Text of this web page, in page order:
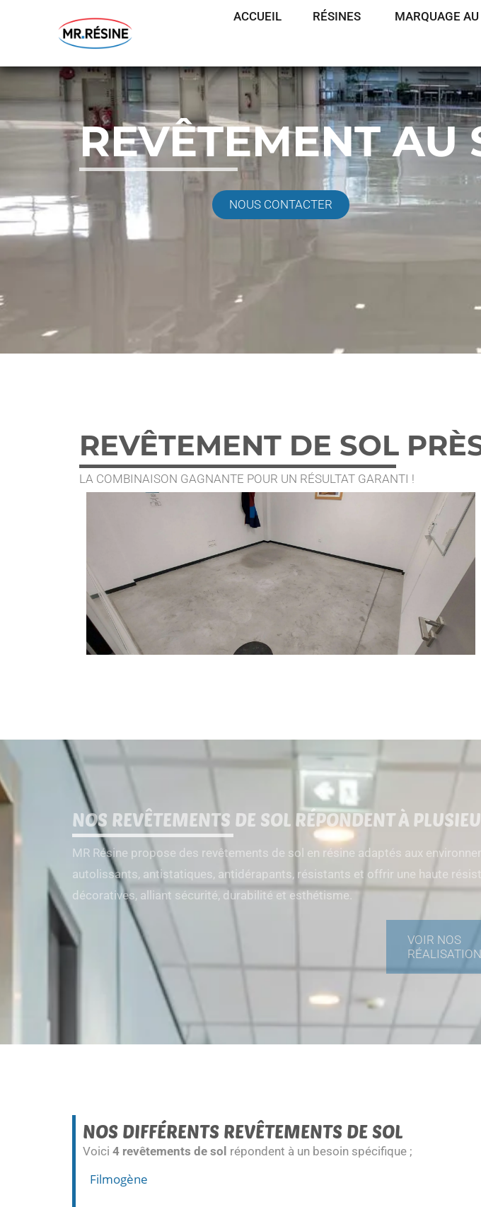
ACCUEIL RÉSINES MARQUAGE
REVÊTEMENT AU
NOUS CONTACTER
REVÊTEMENT DE SOL
LA COMBINAISON GAGNANTE POUR UN RÉSULTAT GARANTI !
NOS REVÊTEMENTS DE SOL RÉPONDENT À
MR Résine propose des revêtements de sol en résine adaptés aux
autolissants, antistatiques, antidérapants, résistants et offrir une haute
décoratives, alliant sécurité, durabilité et esthétisme.
VOIR NOS
NOS DIFFÉRENTS REVÊTEMENTS DE SOL
Voici 4 revêtements de sol répondent à un besoin spécifique ;
Filmogène